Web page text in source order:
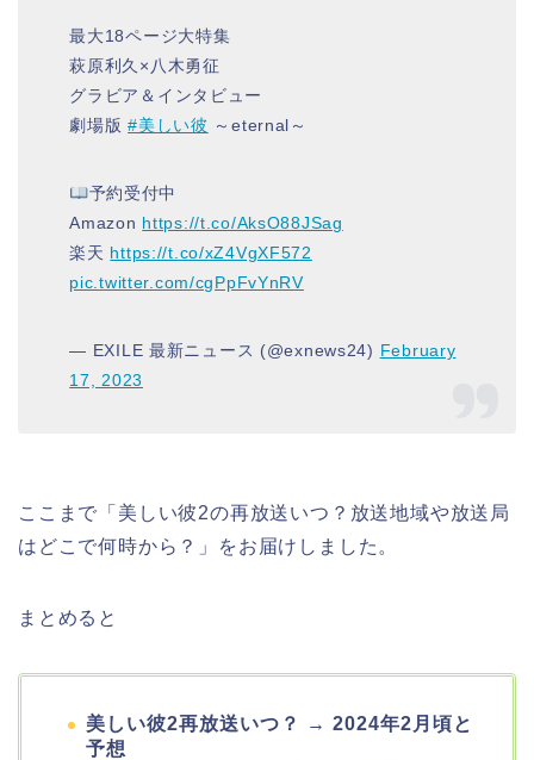
最大18ページ大特集
萩原利久×八木勇征
グラビア＆インタビュー
劇場版#美しい彼 ～eternal～
予約受付中
Amazon https://t.co/AksO88JSag
楽天 https://t.co/xZ4VgXF572
pic.twitter.com/cgPpFvYnRV
— EXILE 最新ニュース (@exnews24) February
17, 2023
ここまで「美しい彼2の再放送いつ？放送地域や放送局
はどこで何時から？」をお届けしました。
まとめると
美しい彼2再放送いつ？ → 2024年2月頃と
予想